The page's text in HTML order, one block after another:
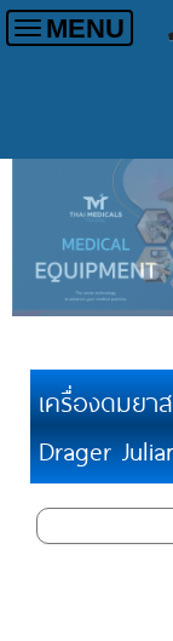
Toggle
MENU
เครื่องดมยา
Drager